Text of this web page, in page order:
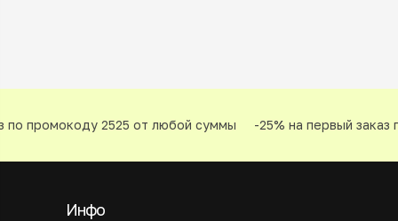
промокоду 2525 от любой суммы -25% на первый заказ
Инфо